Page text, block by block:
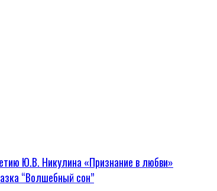
Ю.В. Никулина «Признание в любви»
“Волшебный сон”